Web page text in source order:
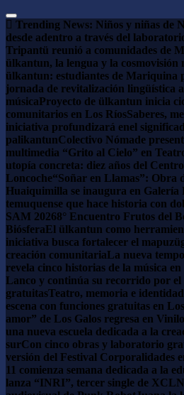
Saltar
al
contenido
Trending News: Niños y niñas de
desde adentro a través del
Tripantü reunió a comunidades de
ülkantun, la lengua y la cosmovisión
ülkantun: estudiantes de Mariquina
jornada de revitalización lingüística
músicaProyecto de ülkantun inicia
comunitarios en Los RíosSaberes,
iniciativa profundizará enel
palikantunColectivo Nómade
multimedia “Grito al Cielo” en
utopía concreta: diez años del
Loncoche“Soñar en Llamas”: Obra
Huaiquimilla se inaugura en Galería
temuquense que hace historia con
SAM 20268° Encuentro Frutos del
BiósferaEl ülkantun como
iniciativa busca fortalecer el
creación comunitariaLa nueva
revela cinco historias de la música
Lanco y continúa su recorrido por el
gratuitasTeatro, memoria e
escena con funciones gratuitas en
amor” de Los Galos regresa en
una nueva escuela dedicada a la
surCon cinco obras y laboratorio
versión del Festival Corporalidades
11 comienza semana dedicada a la
lanza “INRI”, tercer single de